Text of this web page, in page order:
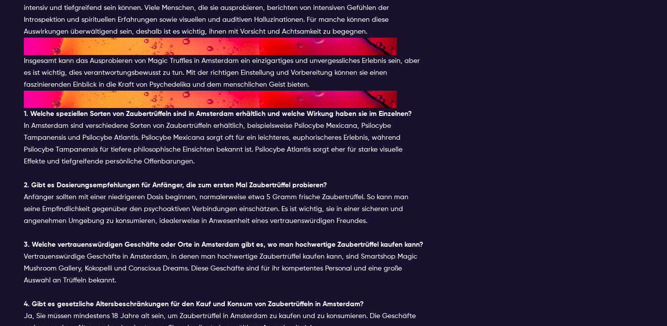
intensiv und tiefgreifend sein können. Viele Menschen, die sie ausprobieren, berichten von intensiven Gefühlen der
Introspektion und spirituellen Erfahrungen sowie visuellen und auditiven Halluzinationen. Für manche können diese
Auswirkungen überwältigend sein, deshalb ist es wichtig, ihnen mit Vorsicht und Achtsamkeit zu begegnen.
FAZIT ZU MAGIC TRUFFLES
Insgesamt kann das Ausprobieren von Magic Truffles in Amsterdam ein einzigartiges und unvergessliches Erlebnis sein, aber
es ist wichtig, dies verantwortungsbewusst zu tun. Mit der richtigen Einstellung und Vorbereitung können sie einen
faszinierenden Einblick in die Kraft von Psychedelika und dem menschlichen Geist bieten.
FAQ
1. Welche speziellen Sorten von Zaubertrüffeln sind in Amsterdam erhältlich und welche Wirkung haben sie im Einzelnen?
In Amsterdam sind verschiedene Sorten von Zaubertrüffeln erhältlich, beispielsweise Psilocybe Mexicana, Psilocybe
Tampanensis und Psilocybe Atlantis. Psilocybe Mexicana sorgt oft für ein leichteres, euphorischeres Erlebnis, während
Psilocybe Tampanensis für tiefere philosophische Einsichten bekannt ist. Psilocybe Atlantis sorgt eher für starke visuelle
Effekte und tiefgreifende persönliche Offenbarungen.
2. Gibt es Dosierungsempfehlungen für Anfänger, die zum ersten Mal Zaubertrüffel probieren?
Anfänger sollten mit einer niedrigeren Dosis beginnen, normalerweise etwa 5 Gramm frische Zaubertrüffel. So kann man
seine Empfindlichkeit gegenüber den psychoaktiven Verbindungen einschätzen. Es ist wichtig, sie in einer sicheren und
angenehmen Umgebung zu konsumieren, idealerweise in Anwesenheit eines vertrauenswürdigen Freundes.
3. Welche vertrauenswürdigen Geschäfte oder Orte in Amsterdam gibt es, wo man hochwertige Zaubertrüffel kaufen kann?
Vertrauenswürdige Geschäfte in Amsterdam, in denen man hochwertige Zaubertrüffel kaufen kann, sind Smartshop Magic
Mushroom Gallery, Kokopelli und Conscious Dreams. Diese Geschäfte sind für ihr kompetentes Personal und eine große
Auswahl an Trüffeln bekannt.
4. Gibt es gesetzliche Altersbeschränkungen für den Kauf und Konsum von Zaubertrüffeln in Amsterdam?
Ja, Sie müssen mindestens 18 Jahre alt sein, um Zaubertrüffel in Amsterdam zu kaufen und zu konsumieren. Die Geschäfte